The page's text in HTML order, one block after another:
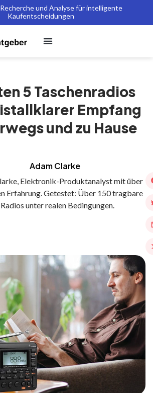
und Analyse für intelligente
Kaufentscheidungen
5 Taschenradios
Empfang
und zu Hause
Adam Clarke
Elektronik-Produktanalyst mit über
Erfahrung. Getestet: Über 150 tragbare
Radios unter realen Bedingungen.